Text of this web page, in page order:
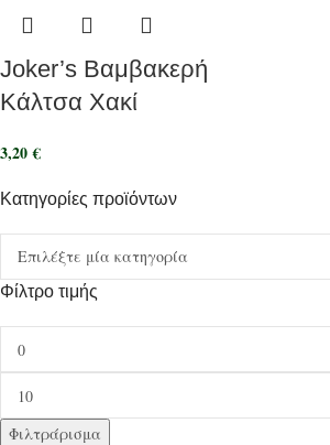
Κατηγορίες προϊόντων
Φίλτρο τιμής
Φιλτράρισμα
Joker’s Βαμβακερή
Κάλτσα Χακί
3,20€